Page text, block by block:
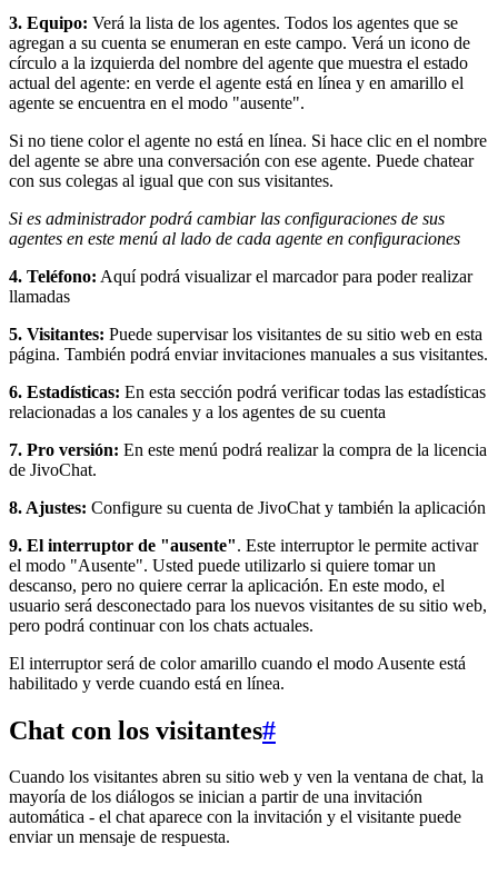
3. Equipo: Verá la lista de los agentes. Todos los agentes que se
agregan a su cuenta se enumeran en este campo. Verá un icono de
círculo a la izquierda del nombre del agente que muestra el estado
actual del agente: en verde el agente está en línea y en amarillo el
agente se encuentra en el modo "ausente".
Si no tiene color el agente no está en línea. Si hace clic en el nombre
del agente se abre una conversación con ese agente. Puede chatear
con sus colegas al igual que con sus visitantes.
Si es administrador podrá cambiar las configuraciones de sus
agentes en este menú al lado de cada agente en configuraciones
4. Teléfono: Aquí podrá visualizar el marcador para poder realizar
llamadas
5. Visitantes: Puede supervisar los visitantes de su sitio web en esta
página. También podrá enviar invitaciones manuales a sus visitantes.
6. Estadísticas: En esta sección podrá verificar todas las estadísticas
relacionadas a los canales y a los agentes de su cuenta
7. Pro versión: En este menú podrá realizar la compra de la licencia
de JivoChat.
8. Ajustes: Configure su cuenta de JivoChat y también la aplicación
9. El interruptor de "ausente". Este interruptor le permite activar
el modo "Ausente". Usted puede utilizarlo si quiere tomar un
descanso, pero no quiere cerrar la aplicación. En este modo, el
usuario será desconectado para los nuevos visitantes de su sitio web,
pero podrá continuar con los chats actuales.
El interruptor será de color amarillo cuando el modo Ausente está
habilitado y verde cuando está en línea.
Chat con los visitantes#
Cuando los visitantes abren su sitio web y ven la ventana de chat, la
mayoría de los diálogos se inician a partir de una invitación
automática - el chat aparece con la invitación y el visitante puede
enviar un mensaje de respuesta.